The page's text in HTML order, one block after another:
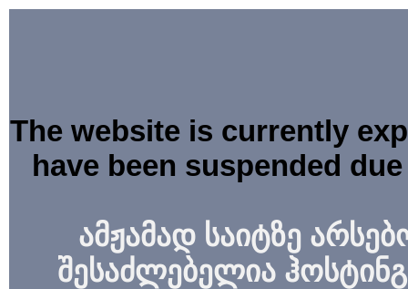
The website is currently
have been suspended
ამჟამად საიტზე
შესაძლებელია